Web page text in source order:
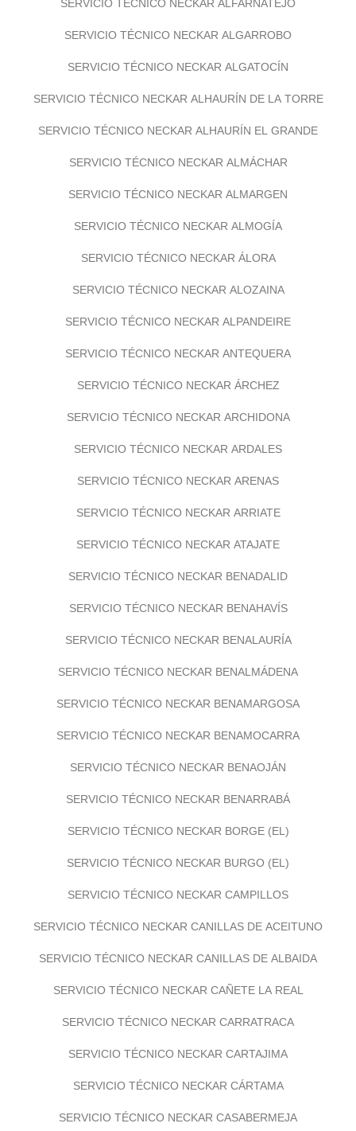
SERVICIO TÉCNICO NECKAR ALFARNATEJO
SERVICIO TÉCNICO NECKAR ALGARROBO
SERVICIO TÉCNICO NECKAR ALGATOCÍN
SERVICIO TÉCNICO NECKAR ALHAURÍN DE LA TORRE
SERVICIO TÉCNICO NECKAR ALHAURÍN EL GRANDE
SERVICIO TÉCNICO NECKAR ALMÁCHAR
SERVICIO TÉCNICO NECKAR ALMARGEN
SERVICIO TÉCNICO NECKAR ALMOGÍA
SERVICIO TÉCNICO NECKAR ÁLORA
SERVICIO TÉCNICO NECKAR ALOZAINA
SERVICIO TÉCNICO NECKAR ALPANDEIRE
SERVICIO TÉCNICO NECKAR ANTEQUERA
SERVICIO TÉCNICO NECKAR ÁRCHEZ
SERVICIO TÉCNICO NECKAR ARCHIDONA
SERVICIO TÉCNICO NECKAR ARDALES
SERVICIO TÉCNICO NECKAR ARENAS
SERVICIO TÉCNICO NECKAR ARRIATE
SERVICIO TÉCNICO NECKAR ATAJATE
SERVICIO TÉCNICO NECKAR BENADALID
SERVICIO TÉCNICO NECKAR BENAHAVÍS
SERVICIO TÉCNICO NECKAR BENALAURÍA
SERVICIO TÉCNICO NECKAR BENALMÁDENA
SERVICIO TÉCNICO NECKAR BENAMARGOSA
SERVICIO TÉCNICO NECKAR BENAMOCARRA
SERVICIO TÉCNICO NECKAR BENAOJÁN
SERVICIO TÉCNICO NECKAR BENARRABÁ
SERVICIO TÉCNICO NECKAR BORGE (EL)
SERVICIO TÉCNICO NECKAR BURGO (EL)
SERVICIO TÉCNICO NECKAR CAMPILLOS
SERVICIO TÉCNICO NECKAR CANILLAS DE ACEITUNO
SERVICIO TÉCNICO NECKAR CANILLAS DE ALBAIDA
SERVICIO TÉCNICO NECKAR CAÑETE LA REAL
SERVICIO TÉCNICO NECKAR CARRATRACA
SERVICIO TÉCNICO NECKAR CARTAJIMA
SERVICIO TÉCNICO NECKAR CÁRTAMA
SERVICIO TÉCNICO NECKAR CASABERMEJA